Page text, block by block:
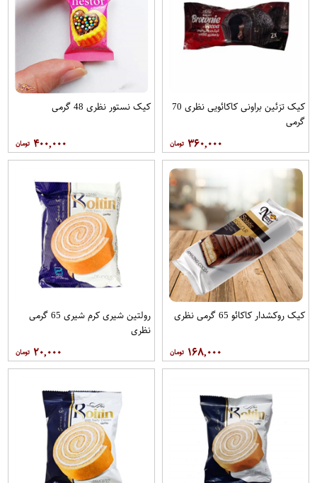
کیک تزئین براونی کاکائویی نظری 70
گرمی
۳۶۰,۰۰۰
کیک نستور نظری 48 گرمی
۴۰۰,۰۰۰
کیک روکشدار کاکائو 65 گرمی نظری
۱۶۸,۰۰۰
رولتین شیری کرم شیری 65 گرمی
نظری
۲۰,۰۰۰